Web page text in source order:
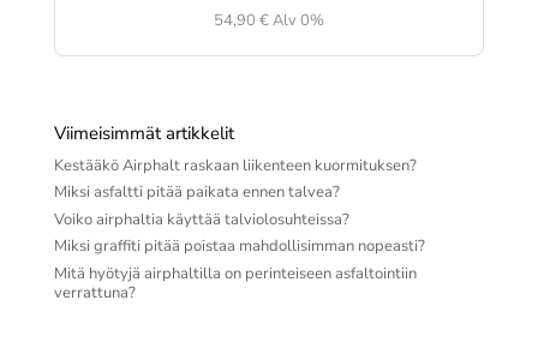
54,90 €Alv 0%
Viimeisimmät artikkelit
Kestääkö Airphalt raskaan liikenteen kuormituksen?
Miksi asfaltti pitää paikata ennen talvea?
Voiko airphaltia käyttää talviolosuhteissa?
Miksi graffiti pitää poistaa mahdollisimman nopeasti?
Mitä hyötyjä airphaltilla on perinteiseen asfaltointiin
verrattuna?